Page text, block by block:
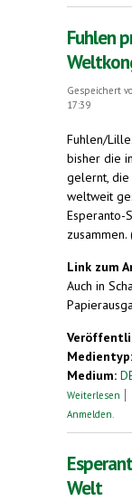
Fuhlen
Gespeichert
17:39
Fuhlen/
bisher die
gelernt,
weltweit
Esperanto-
zusammen.
Link zum
Auch in
Medientyp:
Medium:
Weiterlesen
Anmelden
Welt